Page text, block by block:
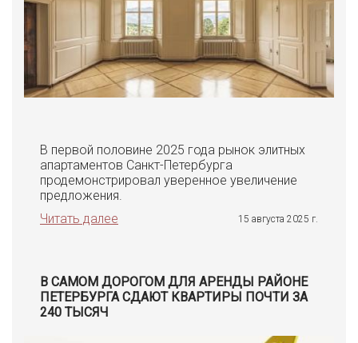
В первой половине 2025 года рынок элитных
апартаментов Санкт-Петербурга
продемонстрировал уверенное увеличение
предложения.
Читать далее
15 августа 2025 г.
В САМОМ ДОРОГОМ ДЛЯ АРЕНДЫ РАЙОНЕ
ПЕТЕРБУРГА СДАЮТ КВАРТИРЫ ПОЧТИ ЗА
240 ТЫСЯЧ